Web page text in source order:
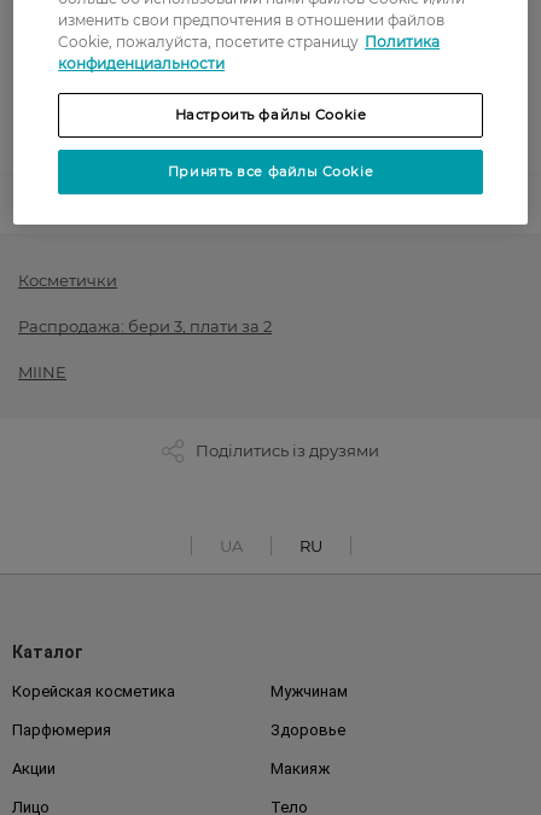
Оплата картой
Послеоплата
Показать больше
Косметички
Распродажа: бери 3, плати за 2
MIINE
Поділитись із друзями
UA RU
Каталог
Корейская косметика Мужчинам
Парфюмерия Здоровье
Акции Макияж
Лицо Тело
изменить свои предпочтения в отношении файлов
Cookie, пожалуйста, посетите страницу Политика
конфиденциальности
Настроить файлы Cookie
Принять все файлы Cookie